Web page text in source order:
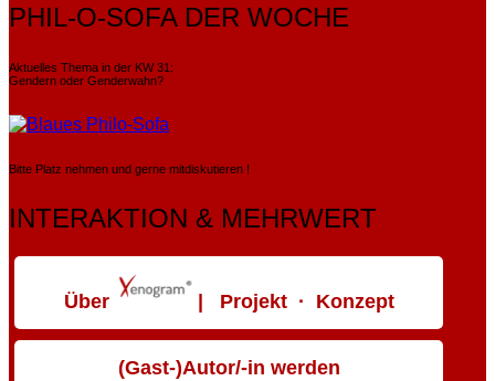
PHIL-O-SOFA DER WOCHE
Aktuelles Thema in der KW 31:
Gendern oder Genderwahn?
Bitte Platz nehmen und gerne mitdiskutieren !
INTERAKTION & MEHRWERT
Über | Projekt · Konzept
(Gast-)Autor/-in werden